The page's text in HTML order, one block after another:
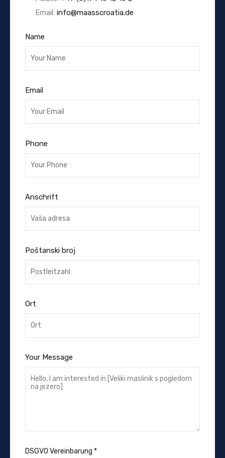
Email: info@maasscroatia.de
Name
Email
Phone
Anschrift
Poštanski broj
Ort
Your Message
DSGVO Vereinbarung *